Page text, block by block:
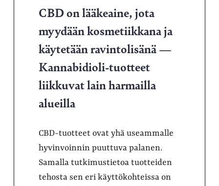
CBD on lääkeaine, jota
myydään kosmetiikkana ja
käytetään ravintolisänä —
Kannabidioli-tuotteet
liikkuvat lain harmailla
alueilla
CBD-tuotteet ovat yhä useammalle
hyvinvoinnin puuttuva palanen.
Samalla tutkimustietoa tuotteiden
tehosta sen eri käyttökohteissa on